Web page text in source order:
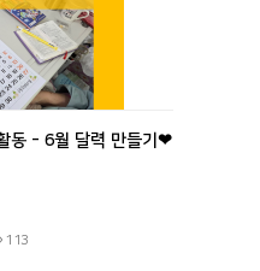
동 - 6월 달력 만들기❤
113